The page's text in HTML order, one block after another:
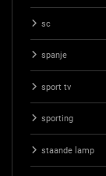
sc
spanje
sport tv
sporting
staande lamp